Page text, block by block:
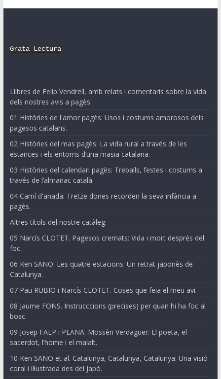
Grata Lectura
Llibres de Felip Vendrell, amb relats i comentaris sobre la vida
dels nostres avis a pagès:
01 Històries de l'amor pagès: Usos i costums amorosos dels
pagesos catalans.
02 Històries del mas pagès: La vida rural a través de les
estances i els entorns d’una masia catalana.
03 Històries del calendari pagès: Treballs, festes i costums a
través de l’almanac català.
04 Camí d'anada: Tretze dones recorden la seva infància a
pagès.
Altres títols del nostre catàleg:
05 Narcís CLOTET. Pagesos cremats: Vida i mort després del
foc.
06 Ken SANO. Les quatre estacions: Un retrat japonès de
Catalunya.
07 Pau RUBIO i Narcís CLOTET. Coses que feia el meu avi.
08 Jaume FONS. Instrucccions (precises) per quan hi ha foc al
bosc.
09 Josep FALP i PLANA. Mossèn Verdaguer: El poeta, el
sacerdot, l’home i el malalt.
10 Ken SANO et al. Catalunya, Catalunya, Catalunya: Una visió
coral i il·lustrada des del Japó.